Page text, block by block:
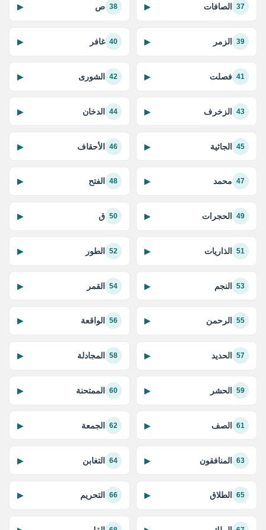
37 الصافات ▶
38 ص ▶
39 الزمر ▶
40 غافر ▶
41 فصلت ▶
42 الشورى ▶
43 الزخرف ▶
44 الدخان ▶
45 الجاثية ▶
46 الأحقاف ▶
47 محمد ▶
48 الفتح ▶
49 الحجرات ▶
50 ق ▶
51 الذاريات ▶
52 الطور ▶
53 النجم ▶
54 القمر ▶
55 الرحمن ▶
56 الواقعة ▶
57 الحديد ▶
58 المجادلة ▶
59 الحشر ▶
60 الممتحنة ▶
61 الصف ▶
62 الجمعة ▶
63 المنافقون ▶
64 التغابن ▶
65 الطلاق ▶
66 التحريم ▶